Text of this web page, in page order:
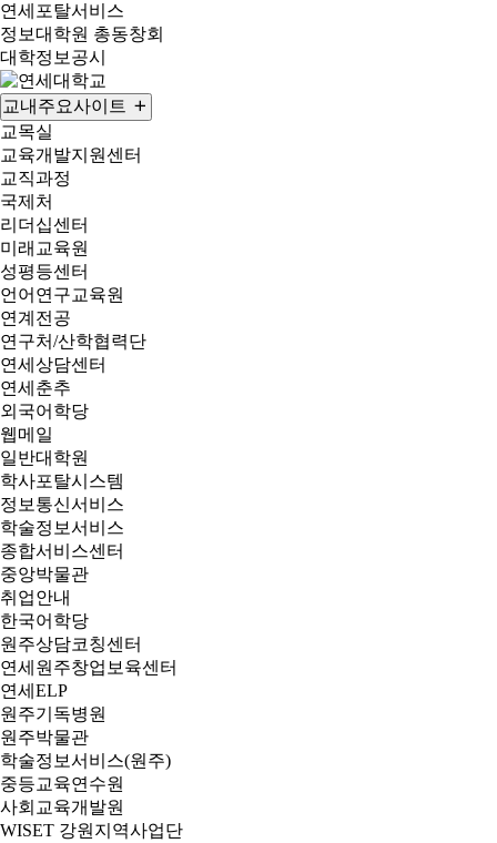
연세포탈서비스
정보대학원 총동창회
대학정보공시
교내주요사이트
교목실
교육개발지원센터
교직과정
국제처
리더십센터
미래교육원
성평등센터
언어연구교육원
연계전공
연구처/산학협력단
연세상담센터
연세춘추
외국어학당
웹메일
일반대학원
학사포탈시스템
정보통신서비스
학술정보서비스
종합서비스센터
중앙박물관
취업안내
한국어학당
원주상담코칭센터
연세원주창업보육센터
연세ELP
원주기독병원
원주박물관
학술정보서비스(원주)
중등교육연수원
사회교육개발원
WISET 강원지역사업단